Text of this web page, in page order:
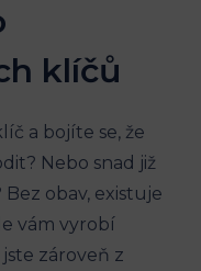
klíčů
a bojíte se, že
Nebo snad již
obav, existuje
‌vám vyrobí
zároveň z‌